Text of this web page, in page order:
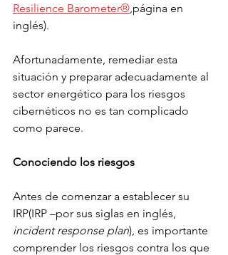
Resilience Barometer® ,página en
inglés).
Afortunadamente, remediar esta
situación y preparar adecuadamente al
sector energético para los riesgos
cibernéticos no es tan complicado
como parece.
Conociendo los riesgos
Antes de comenzar a establecer su
IRP(IRP –por sus siglas en inglés,
incident response plan), es importante
comprender los riesgos contra los que